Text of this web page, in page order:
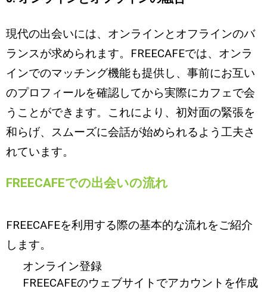
現代の出会いには、オンラインとオフラインのバ
ランスが求められます。FREECAFEでは、オンラ
インでのマッチング機能も提供し、事前にお互い
のプロフィールを確認してから実際にカフェで会
うことができます。これにより、初対面の緊張を
和らげ、スムーズに会話が始められるよう工夫さ
れています。
FREECAFEでの出会いの流れ
FREECAFEを利用する際の基本的な流れをご紹介
します。
オンライン登録
FREECAFEのウェブサイトでアカウントを作成